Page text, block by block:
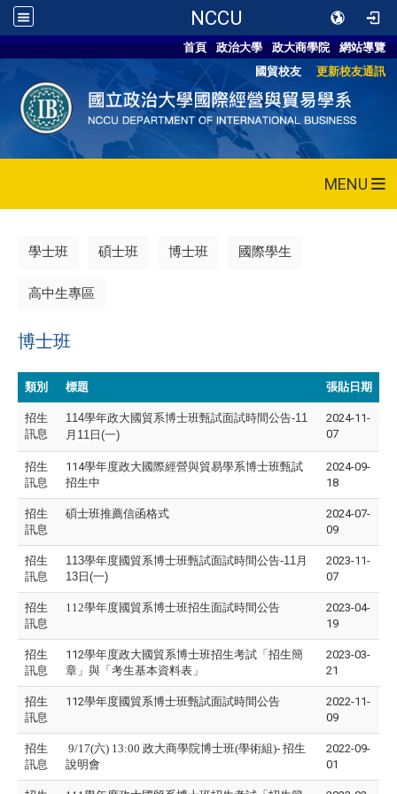
NCCU
首頁 政治大學 政大商學院
網站導覽
國貿校友
更新校友通訊
MENU
學士班 碩士班 博士班 國際學生
高中生專區
博士班
類別 標題 張貼日期
招生
訊息
114學年政大國貿系博士班甄試面試時間公告-11
月11日(一)
2024-11-
07
招生
訊息
114學年度政大國際經營與貿易學系博士班甄試
招生中
2024-09-
18
招生
訊息
碩士班推薦信函格式
2024-07-
09
招生
訊息
113學年度國貿系博士班甄試面試時間公告-11月
13日(一)
2023-11-
07
招生
訊息
112學年度國貿系博士班招生面試時間公告
2023-04-
19
招生
訊息
112學年度政大國貿系博士班招生考試「招生簡
章」與「考生基本資料表」
2023-03-
21
招生
訊息
112學年度國貿系博士班甄試面試時間公告
2022-11-
09
招生
訊息
9/17(六) 13:00 政大商學院博士班(學術組)- 招生
說明會
2022-09-
01